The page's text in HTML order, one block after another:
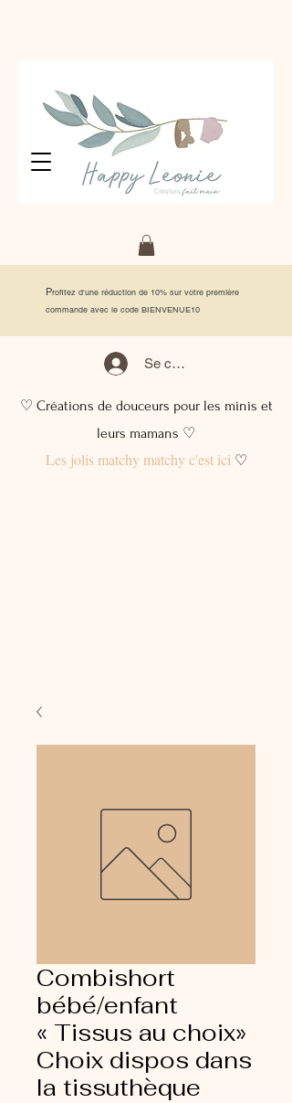
Profitez d'une réduction de 10% sur votre première
commande avec le code BIENVENUE10
Se connecter
♡ Créations de douceurs pour les minis et
leurs mamans ♡
Les jolis matchy matchy c'est ici♡
Combishort
bébé/enfant
« Tissus au choix»
Choix dispos dans
la tissuthèque